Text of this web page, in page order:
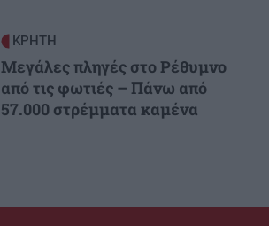
ΚΡΗΤΗ
Μεγάλες πληγές στο Ρέθυμνο
από τις φωτιές – Πάνω από
57.000 στρέμματα καμένα